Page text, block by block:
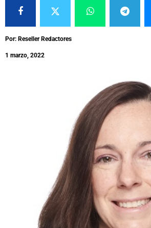
Por: Reseller Redactores
1 marzo, 2022